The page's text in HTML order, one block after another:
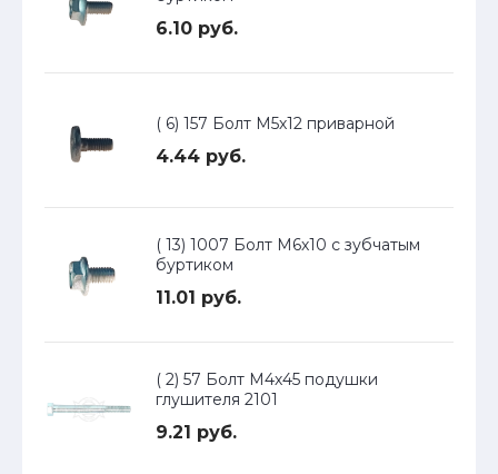
6.10 руб.
( 6) 157 Болт М5х12 приварной
4.44 руб.
( 13) 1007 Болт М6х10 с зубчатым
буртиком
11.01 руб.
( 2) 57 Болт М4х45 подушки
глушителя 2101
9.21 руб.